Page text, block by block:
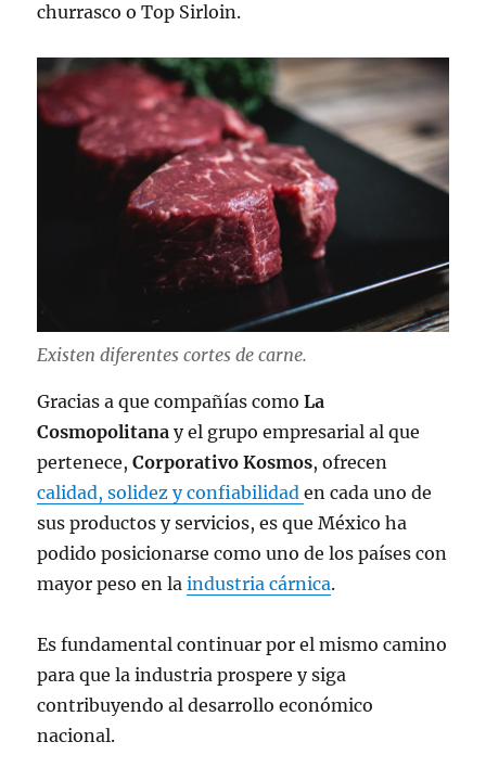
churrasco o Top Sirloin.
Existen diferentes cortes de carne.
Gracias a que compañías comoLa
Cosmopolitana y el grupo empresarial al que
pertenece,Corporativo Kosmos, ofrecen
calidad, solidez y confiabilidaden cada uno de
sus productos y servicios, es que México ha
podido posicionarse como uno de los países con
mayor peso en laindustria cárnica.
Es fundamental continuar por el mismo camino
para que la industria prospere y siga
contribuyendo al desarrollo económico
nacional.